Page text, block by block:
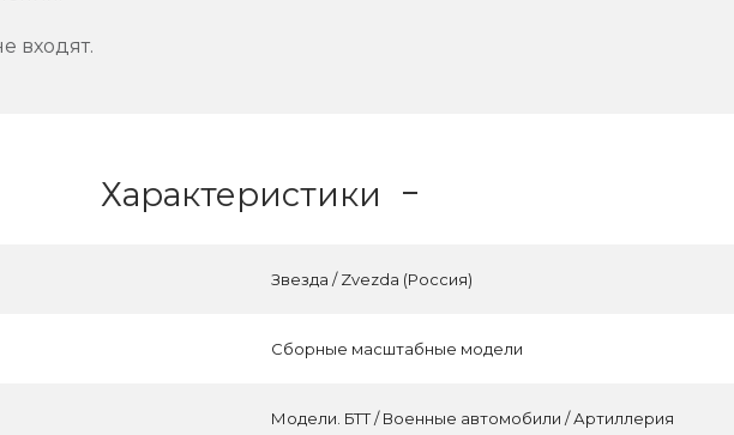
входят.
Характеристики
Звезда / Zvezda (Россия)
Сборные масштабные модели
Модели. БТТ / Военные автомобили / Артиллерия